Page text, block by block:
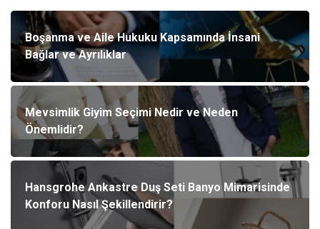
Boşanma ve Aile Hukuku Kapsamında İnsani
Bağlar ve Ayrılıklar
Mevsimlik Giyim Seçimi Nedir ve Neden
Önemlidir?
Hansgrohe Ankastre Duş Seti Banyo Mimarisinde
Konforu Nasıl Şekillendirir?